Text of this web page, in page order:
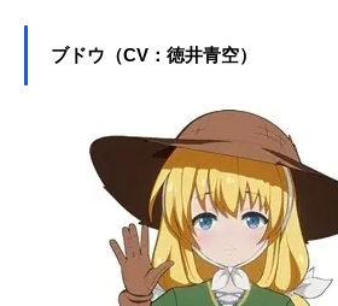
メ記事をご紹介！
ブドウ（CV：徳井青空）